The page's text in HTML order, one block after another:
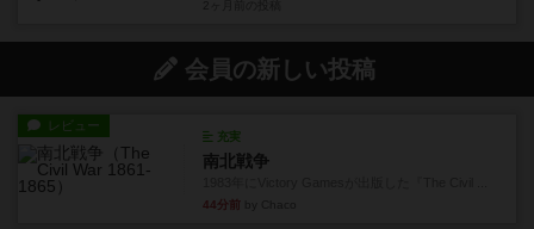
会員の新しい投稿
レビュー
充実
南北戦争
44分前